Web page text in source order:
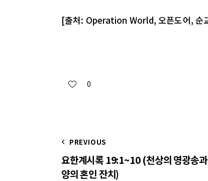
[출처: Operation World, 오픈도어, 순
0
PREVIOUS
요한계시록 19:1~10 (천상의 영광송
양의 혼인 잔치)